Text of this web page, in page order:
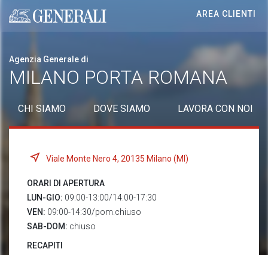
Generali logo
AREA CLIENTI
Agenzia Generale di
MILANO PORTA ROMANA
CHI SIAMO DOVE SIAMO LAVORA CON NOI
Viale Monte Nero 4, 20135 Milano (MI)
ORARI DI APERTURA
LUN-GIO: 09:00-13:00/14:00-17:30
VEN: 09:00-14:30/pom.chiuso
SAB-DOM: chiuso
RECAPITI